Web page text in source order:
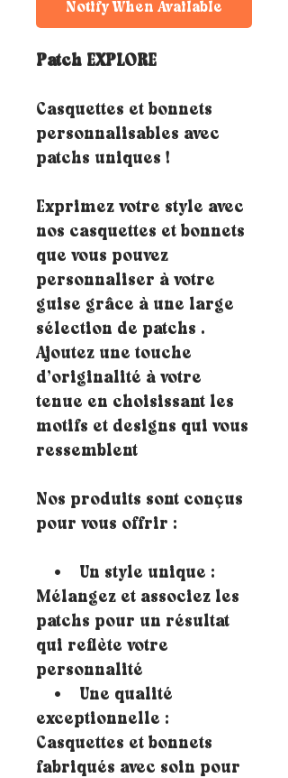
Notify When Available
Patch EXPLORE
Casquettes et bonnets
personnalisables avec
patchs uniques !
Exprimez votre style avec
nos casquettes et bonnets
que vous pouvez
personnaliser à votre
guise grâce à une large
sélection de patchs .
Ajoutez une touche
d’originalité à votre
tenue en choisissant les
motifs et designs qui vous
ressemblent
Nos produits sont conçus
pour vous offrir :
• Un style unique :
Mélangez et associez les
patchs pour un résultat
qui reflète votre
personnalité
• Une qualité
exceptionnelle :
Casquettes et bonnets
fabriqués avec soin pour